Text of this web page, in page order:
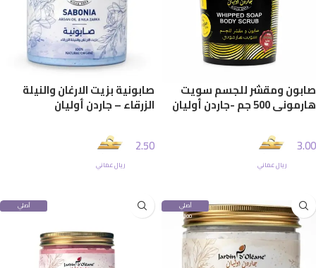
صابون ومقشر للجسم سويت
هارموني 500 جم -جاردن أوليان
3.00
ريال عماني
صابونية بزيت الارغان والنيلة
الزرقاء – جاردن أوليان
2.50
ريال عماني
أصلي
100%
أصلي